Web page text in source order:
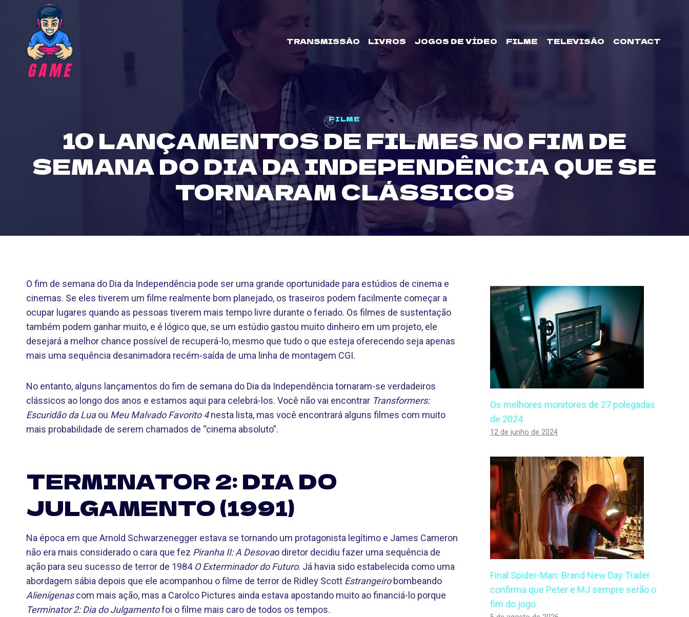
content
TRANSMISSÃO LIVROS JOGOS DE VÍDEO FILME TELEVISÃO CONTACT
FILME
10 LANÇAMENTOS DE FILMES NO FIM DE
SEMANA DO DIA DA INDEPENDÊNCIA QUE SE
TORNARAM CLÁSSICOS
O fim de semana do Dia da Independência pode ser uma grande oportunidade para estúdios de cinema e
cinemas. Se eles tiverem um filme realmente bom planejado, os traseiros podem facilmente começar a
ocupar lugares quando as pessoas tiverem mais tempo livre durante o feriado. Os filmes de sustentação
também podem ganhar muito, e é lógico que, se um estúdio gastou muito dinheiro em um projeto, ele
desejará a melhor chance possível de recuperá-lo, mesmo que tudo o que esteja oferecendo seja apenas
mais uma sequência desanimadora recém-saída de uma linha de montagem CGI.
No entanto, alguns lançamentos do fim de semana do Dia da Independência tornaram-se verdadeiros
clássicos ao longo dos anos e estamos aqui para celebrá-los. Você não vai encontrar Transformers:
Escuridão da Luaou Meu Malvado Favorito 4nesta lista, mas você encontrará alguns filmes com muito
mais probabilidade de serem chamados de “cinema absoluto”.
TERMINATOR 2: DIA DO
JULGAMENTO (1991)
Na época em que Arnold Schwarzenegger estava se tornando um protagonista legítimo e James Cameron
não era mais considerado o cara que fez Piranha II: A Desovao diretor decidiu fazer uma sequência de
ação para seu sucesso de terror de 1984 O Exterminador do Futuro. Já havia sido estabelecida como uma
abordagem sábia depois que ele acompanhou o filme de terror de Ridley Scott Estrangeirobombeando
Alienígenascom mais ação, mas a Carolco Pictures ainda estava apostando muito ao financiá-lo porque
Terminator 2: Dia do Julgamentofoi o filme mais caro de todos os tempos.
Os melhores monitores de 27 polegadas
de 2024
12 de junho de 2024
Final Spider-Man: Brand New Day Trailer
confirma que Peter e MJ sempre serão o
fim do jogo